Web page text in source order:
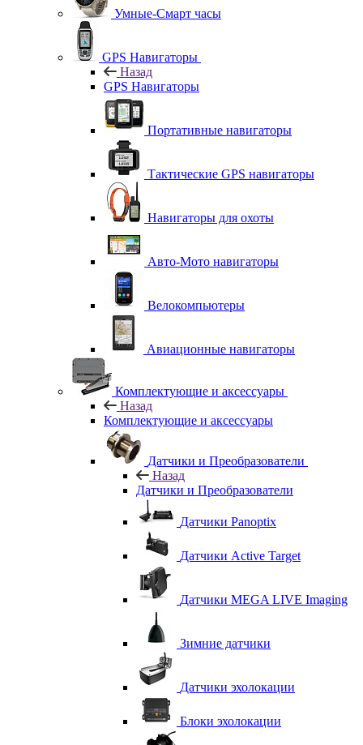
Умные-Смарт часы
GPS Навигаторы
Назад
GPS Навигаторы
Портативные навигаторы
Тактические GPS навигаторы
Навигаторы для охоты
Авто-Мото навигаторы
Велокомпьютеры
Авиационные навигаторы
Комплектующие и аксессуары
Назад
Комплектующие и аксессуары
Датчики и Преобразователи
Назад
Датчики и Преобразователи
Датчики Panoptix
Датчики Active Target
Датчики MEGA LIVE Imaging
Зимние датчики
Датчики эхолокации
Блоки эхолокации